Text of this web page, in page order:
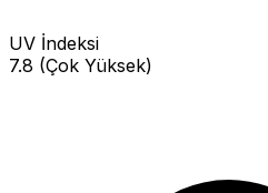
UV İndeksi
7.8 (Çok Yüksek)